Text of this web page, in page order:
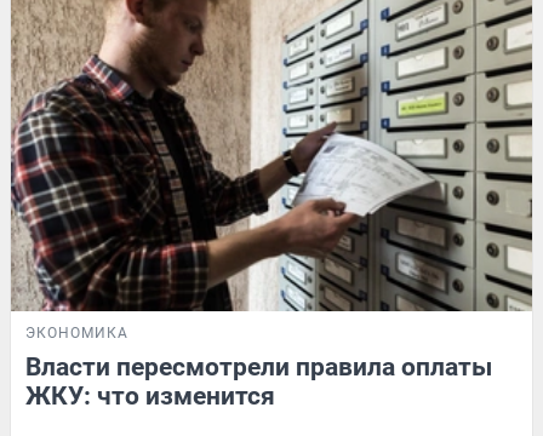
ЭКОНОМИКА
Власти пересмотрели правила оплаты
ЖКУ: что изменится